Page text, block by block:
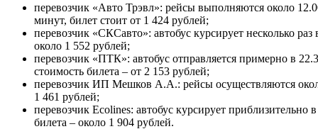
перевозчик «Авто Трэвл»: рейсы выполняются около
минут, билет стоит от 1 424 рублей;
перевозчик «СКСавто»: автобус курсирует несколько
около 1 552 рублей;
перевозчик «ПТК»: автобус отправляется примерно в
стоимость билета – от 2 153 рублей;
перевозчик ИП Мешков А.А.: рейсы осуществляются
1 461 рублей;
перевозчик Ecolines: автобус курсирует приблизительно
билета – около 1 904 рублей.